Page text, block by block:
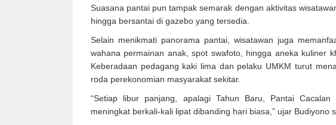
Suasana pantai pun tampak semarak dengan aktivitas
hingga bersantai di gazebo yang tersedia.
Selain menikmati panorama pantai, wisatawan juga
wahana permainan anak, spot swafoto, hingga aneka kuliner
Keberadaan pedagang kaki lima dan pelaku UMKM turut
roda perekonomian masyarakat sekitar.
“Setiap libur panjang, apalagi Tahun Baru, Pantai
meningkat berkali-kali lipat dibanding hari biasa,” ujar Budiyono